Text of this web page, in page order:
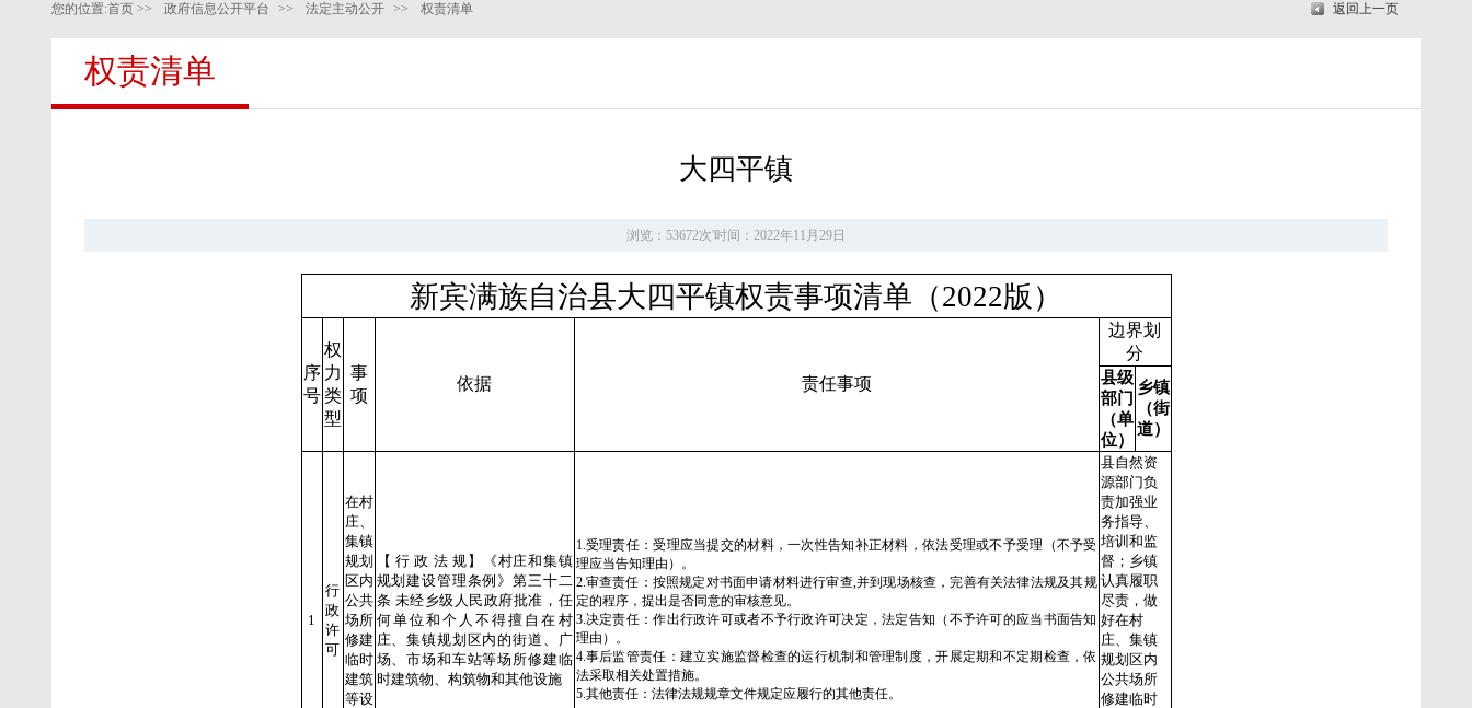
您的位置:首页 >> 政府信息公开平台 >> 法定主动公开 >> 权责清单 返回上一页
权责清单
大四平镇
浏览：53672次'时间：2022年11月29日
新宾满族自治县大四平镇权责事项清单（2022版）
序
号
权
力
类
型
事
项
依据 责任事项
边界划
分
县级
部门
（单
位）
乡镇
（街
道）
1
行
政
许
可
在村
庄、
集镇
规划
区内
公共
场所
修建
临时
建筑
等设
【 行 政 法 规】《村庄和集镇
规划建设管理条例》第三十二
条 未经乡级人民政府批准，任
何单位和个人不得擅自在村
庄、集镇规划区内的街道、广
场、市场和车站等场所修建临
时建筑物、构筑物和其他设施
1.受理责任：受理应当提交的材料，一次性告知补正材料，依法受理或不予受理（不予受
理应当告知理由）。
2.审查责任：按照规定对书面申请材料进行审查,并到现场核查，完善有关法律法规及其规
定的程序，提出是否同意的审核意见。
3.决定责任：作出行政许可或者不予行政许可决定，法定告知（不予许可的应当书面告知
理由）。
4.事后监管责任：建立实施监督检查的运行机制和管理制度，开展定期和不定期检查，依
法采取相关处置措施。
5.其他责任：法律法规规章文件规定应履行的其他责任。
县自然资
源部门负
责加强业
务指导、
培训和监
督；乡镇
认真履职
尽责，做
好在村
庄、集镇
规划区内
公共场所
修建临时